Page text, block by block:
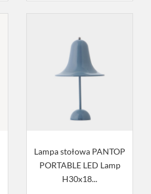
Lampa stołowa PANTOP
PORTABLE LED Lamp
H30x18...